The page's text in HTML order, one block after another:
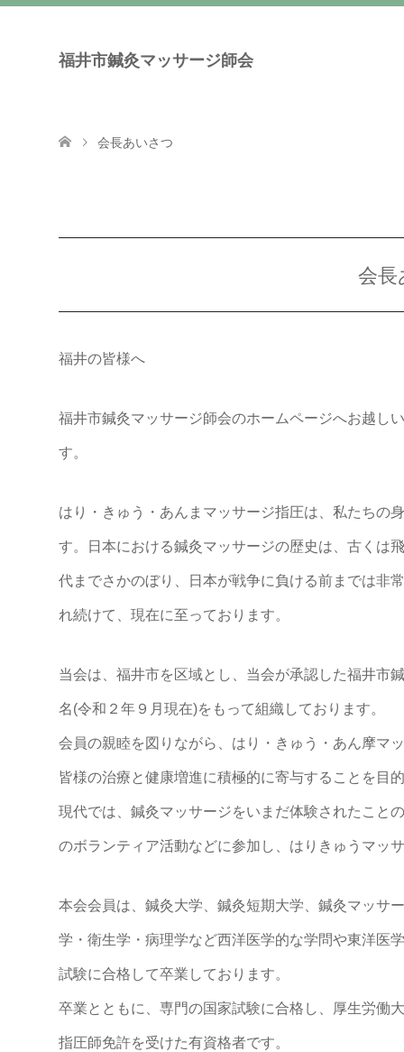
福井市鍼灸マッサージ師会
会長あいさつ
会長
福井の皆様へ
福井市鍼灸マッサージ師会のホームページへお越し
す。
はり・きゅう・あんまマッサージ指圧は、私たちの
す。日本における鍼灸マッサージの歴史は、古くは
代までさかのぼり、日本が戦争に負ける前までは非
れ続けて、現在に至っております。
当会は、福井市を区域とし、当会が承認した福井市
名(令和２年９月現在)をもって組織しております。
会員の親睦を図りながら、はり・きゅう・あん摩マ
皆様の治療と健康増進に積極的に寄与することを目
現代では、鍼灸マッサージをいまだ体験されたこと
のボランティア活動などに参加し、はりきゅうマッ
本会会員は、鍼灸大学、鍼灸短期大学、鍼灸マッサ
学・衛生学・病理学など西洋医学的な学問や東洋医
試験に合格して卒業しております。
卒業とともに、専門の国家試験に合格し、厚生労働
指圧師免許を受けた有資格者です。